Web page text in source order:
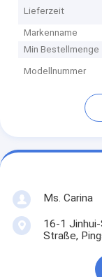
Lieferzeit
Markenname
Min Bestellmenge
Modellnummer
Ms. Carina
16-1
Straße,